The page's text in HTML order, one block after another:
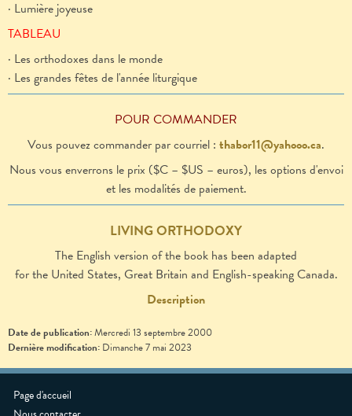
· Lumière joyeuse
TABLEAU
· Les orthodoxes dans le monde
· Les grandes fêtes de l'année liturgique
POUR COMMANDER
Vous pouvez commander par courriel : thabor11@yahooo.ca.
Nous vous enverrons le prix ($C – $US – euros), les options d'envoi
et les modalités de paiement.
LIVING ORTHODOXY
The English version of the book has been adapted
for the United States, Great Britain and English-speaking Canada.
Description
Date de publication:Mercredi 13 septembre 2000
Dernière modification: Dimanche 7 mai 2023
Page d'accueil